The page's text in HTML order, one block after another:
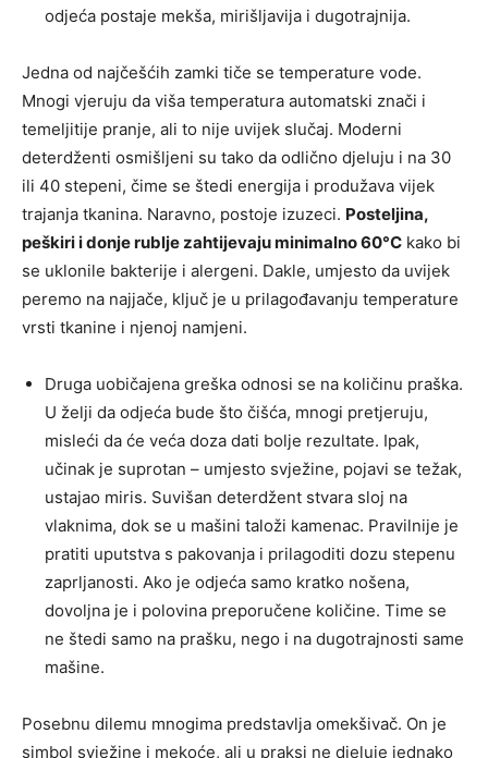
odjeća postaje mekša, mirišljavija i dugotrajnija.
Jedna od najčešćih zamki tiče se temperature vode.
Mnogi vjeruju da viša temperatura automatski znači i
temeljitije pranje, ali to nije uvijek slučaj. Moderni
deterdženti osmišljeni su tako da odlično djeluju i na 30
ili 40 stepeni, čime se štedi energija i produžava vijek
trajanja tkanina. Naravno, postoje izuzeci. Posteljina,
peškiri i donje rublje zahtijevaju minimalno 60°C kako bi
se uklonile bakterije i alergeni. Dakle, umjesto da uvijek
peremo na najjače, ključ je u prilagođavanju temperature
vrsti tkanine i njenoj namjeni.
Druga uobičajena greška odnosi se na količinu praška.
U želji da odjeća bude što čišća, mnogi pretjeruju,
misleći da će veća doza dati bolje rezultate. Ipak,
učinak je suprotan – umjesto svježine, pojavi se težak,
ustajao miris. Suvišan deterdžent stvara sloj na
vlaknima, dok se u mašini taloži kamenac. Pravilnije je
pratiti uputstva s pakovanja i prilagoditi dozu stepenu
zaprljanosti. Ako je odjeća samo kratko nošena,
dovoljna je i polovina preporučene količine. Time se
ne štedi samo na prašku, nego i na dugotrajnosti same
mašine.
Posebnu dilemu mnogima predstavlja omekšivač. On je
simbol svježine i mekoće, ali u praksi ne djeluje jednako